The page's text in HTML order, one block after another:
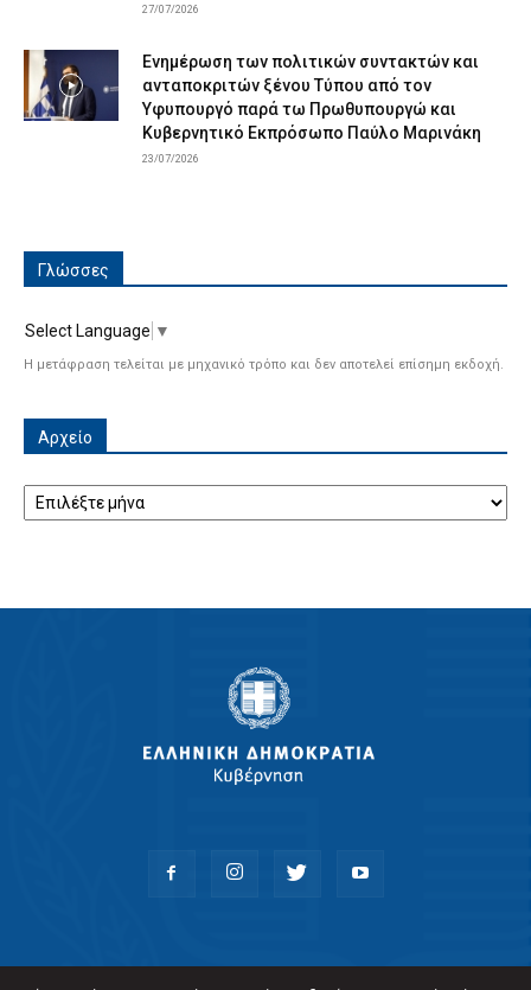
27/07/2026
Ενημέρωση των πολιτικών συντακτών και
ανταποκριτών ξένου Τύπου από τον
Υφυπουργό παρά τω Πρωθυπουργώ και
Κυβερνητικό Εκπρόσωπο Παύλο Μαρινάκη
23/07/2026
Γλώσσες
Select Language ▼
Η μετάφραση τελείται με μηχανικό τρόπο και δεν αποτελεί επίσημη εκδοχή.
Αρχείο